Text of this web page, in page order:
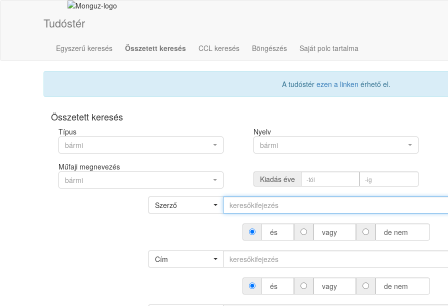
Tudóstér
Egyszerű keresés Összetett keresés CCL keresés Böngészés Saját polc tartalma
A tudóstér ezen a linken érhető el.
Összetett keresés
Típus
bármi
Nyelv
bármi
Műfaji megnevezés
bármi
Kiadás éve
Szerző
és vagy de nem
Cím
és vagy de nem